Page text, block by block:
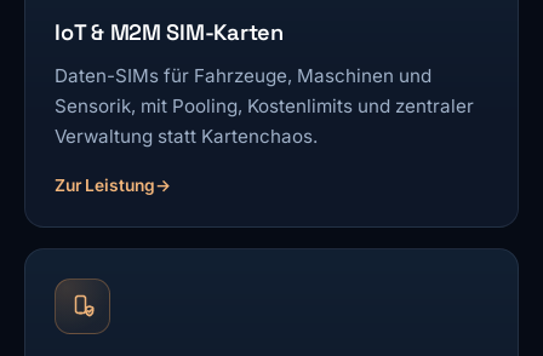
IoT & M2M SIM-Karten
Daten-SIMs für Fahrzeuge, Maschinen und
Sensorik, mit Pooling, Kostenlimits und zentraler
Verwaltung statt Kartenchaos.
Zur Leistung